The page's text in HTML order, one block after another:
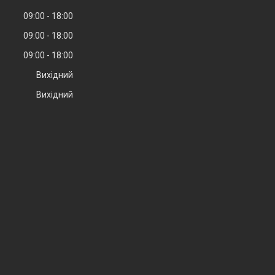
09:00
18:00
09:00
18:00
09:00
18:00
Вихідний
Вихідний